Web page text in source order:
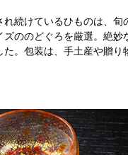
続けているひものは、
ののどぐろを厳選。絶
。包装は、手土産や贈